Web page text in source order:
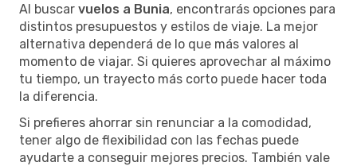
Al buscar vuelos a Bunia, encontrarás opciones para
distintos presupuestos y estilos de viaje. La mejor
alternativa dependerá de lo que más valores al
momento de viajar. Si quieres aprovechar al máximo
tu tiempo, un trayecto más corto puede hacer toda
la diferencia.
Si prefieres ahorrar sin renunciar a la comodidad,
tener algo de flexibilidad con las fechas puede
ayudarte a conseguir mejores precios. También vale